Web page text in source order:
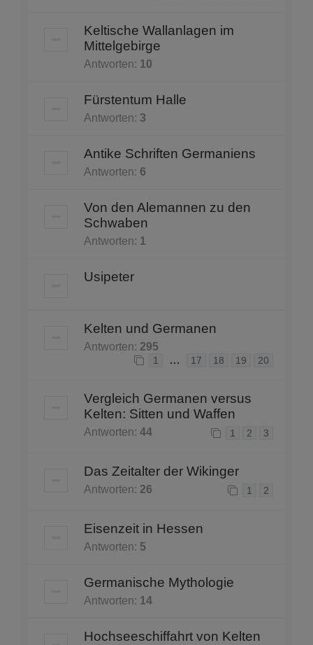
Keltische Wallanlagen im
Mittelgebirge
Antworten: 10
Fürstentum Halle
Antworten: 3
Antike Schriften Germaniens
Antworten: 6
Von den Alemannen zu den
Schwaben
Antworten: 1
Usipeter
Kelten und Germanen
Antworten: 295
1 … 17 18 19 20
Vergleich Germanen versus
Kelten: Sitten und Waffen
Antworten: 44 1 2 3
Das Zeitalter der Wikinger
Antworten: 26 1 2
Eisenzeit in Hessen
Antworten: 5
Germanische Mythologie
Antworten: 14
Hochseeschiffahrt von Kelten